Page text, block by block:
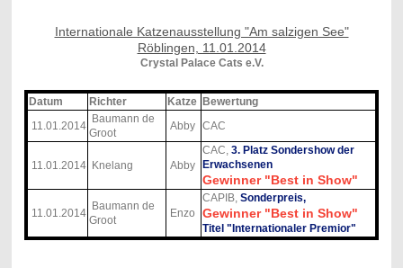
Internationale Katzenausstellung "Am salzigen See"
Röblingen, 11.01.2014
Crystal Palace Cats e.V.
Datum Richter Katze Bewertung
11.01.2014
Baumann de
Groot
Abby CAC
11.01.2014 Knelang Abby
CAC, 3. Platz Sondershow der
Erwachsenen
Gewinner "Best in Show"
11.01.2014
Baumann de
Groot
Enzo
CAPIB, Sonderpreis,
Gewinner "Best in Show"
Titel "Internationaler Premior"